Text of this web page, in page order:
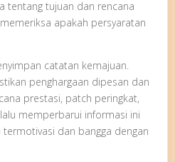
tentang tujuan dan rencana
apakah persyaratan
catatan kemajuan.
penghargaan dipesan dan
prestasi, patch peringkat,
memperbarui informasi ini
dan bangga dengan